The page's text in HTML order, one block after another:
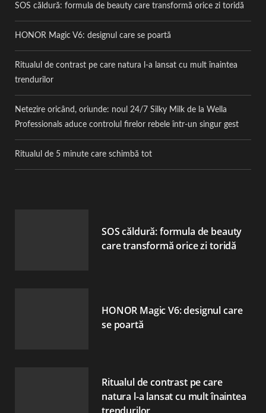
SOS căldură: formula de beauty care transformă orice zi toridă
HONOR Magic V6: designul care se poartă
Ritualul de contrast pe care natura l-a lansat cu mult înaintea
trendurilor
Netezire oricând, oriunde: noul 24/7 Silky Milk de la Wella
Professionals aduce controlul firelor rebele într-un singur gest
Ritualul de 5 minute care schimbă tot
SOS căldură: formula de beauty
care transformă orice zi toridă
HONOR Magic V6: designul care
se poartă
Ritualul de contrast pe care
natura l-a lansat cu mult înaintea